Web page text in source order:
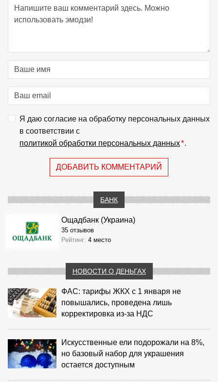
Я даю согласие на обработку персональных данных
в соответствии с
политикой обработки персональных данных*.
ДОБАВИТЬ КОММЕНТАРИЙ
БАНК
Ощадбанк (Украина)
35 отзывов
Рейтинг: 4 место
НОВОСТИ О ДЕНЬГАХ
ФАС: тарифы ЖКХ с 1 января не
повышались, проведена лишь
корректировка из‑за НДС
Искусственные ели подорожали на 8%,
но базовый набор для украшения
остается доступным